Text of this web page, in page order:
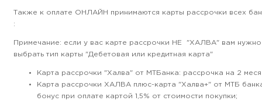
Также к оплате ОНЛАЙН принимаются карты рассрочки всех
:
Примечание: если у вас карте рассрочки НЕ "ХАЛВА" вам нужно
выбрать тип карты "Дебетовая или кредитная карта"
Карта рассрочки "Халва" от МТБанка: рассрочка на 2
Карта рассрочки ХАЛВА плюс-карта "Халва+" от МТБ
бонус при оплате картой 1,5% от стоимости покупки;